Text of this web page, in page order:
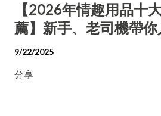
【2026年情趣用品十
薦】新手、老司機帶你
9/22/2025
分享